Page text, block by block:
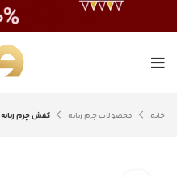
خانه محصولات چرم زنانه کفش چرم زنانه